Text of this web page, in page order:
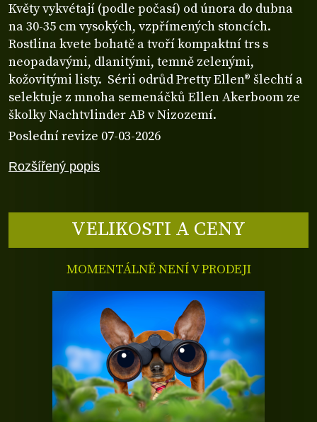
Rozšířený popis
Květy vykvétají (podle počasí) od února do dubna
na 30-35 cm vysokých, vzpřímených stoncích.
Rostlina kvete bohatě a tvoří kompaktní trs s
neopadavými, dlanitými, temně zelenými,
kožovitými listy. Sérii odrůd Pretty Ellen® šlechtí a
selektuje z mnoha semenáčků Ellen Akerboom ze
školky Nachtvlinder AB v Nizozemí.
Poslední revize 07-03-2026
VELIKOSTI A CENY
MOMENTÁLNĚ NENÍ V PRODEJI